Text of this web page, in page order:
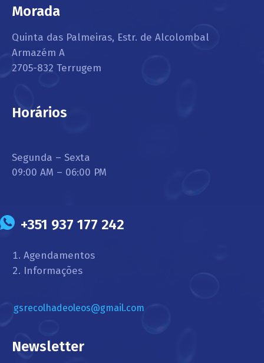
Morada
Quinta das Palmeiras, Estr. de Alcolombal
Armazém A
2705-832 Terrugem
Horários
Segunda – Sexta
09:00 AM – 06:00 PM
+351 937 177 242
Agendamentos
Informações
gsrecolhadeoleos@gmail.com
Newsletter